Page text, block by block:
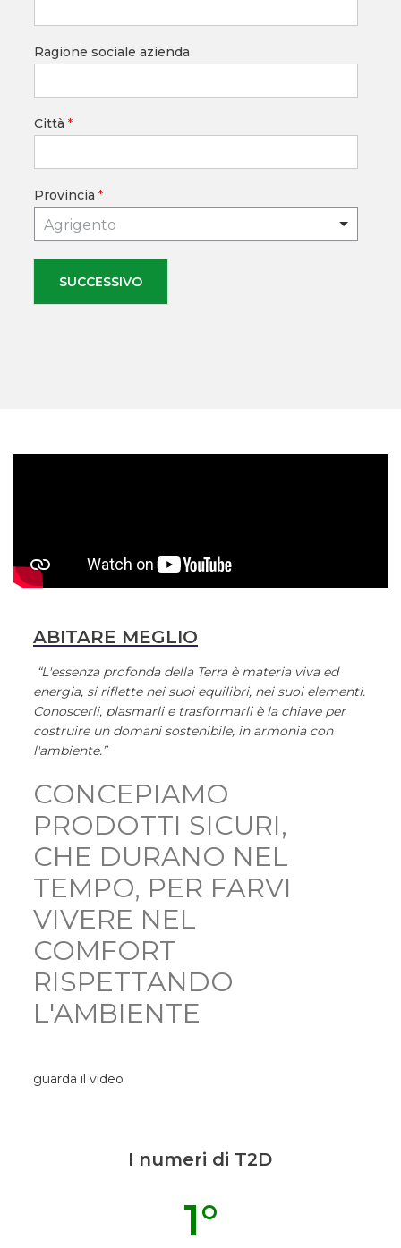
Ragione sociale azienda
Città *
Provincia *
Agrigento
SUCCESSIVO
ABITARE MEGLIO
“L'essenza profonda della Terra è materia viva ed
energia, si riflette nei suoi equilibri, nei suoi elementi.
Conoscerli, plasmarli e trasformarli è la chiave per
costruire un domani sostenibile, in armonia con
l'ambiente.”
CONCEPIAMO
PRODOTTI SICURI,
CHE DURANO NEL
TEMPO, PER FARVI
VIVERE NEL
COMFORT
RISPETTANDO
L'AMBIENTE
guarda il video
I numeri di T2D
1°